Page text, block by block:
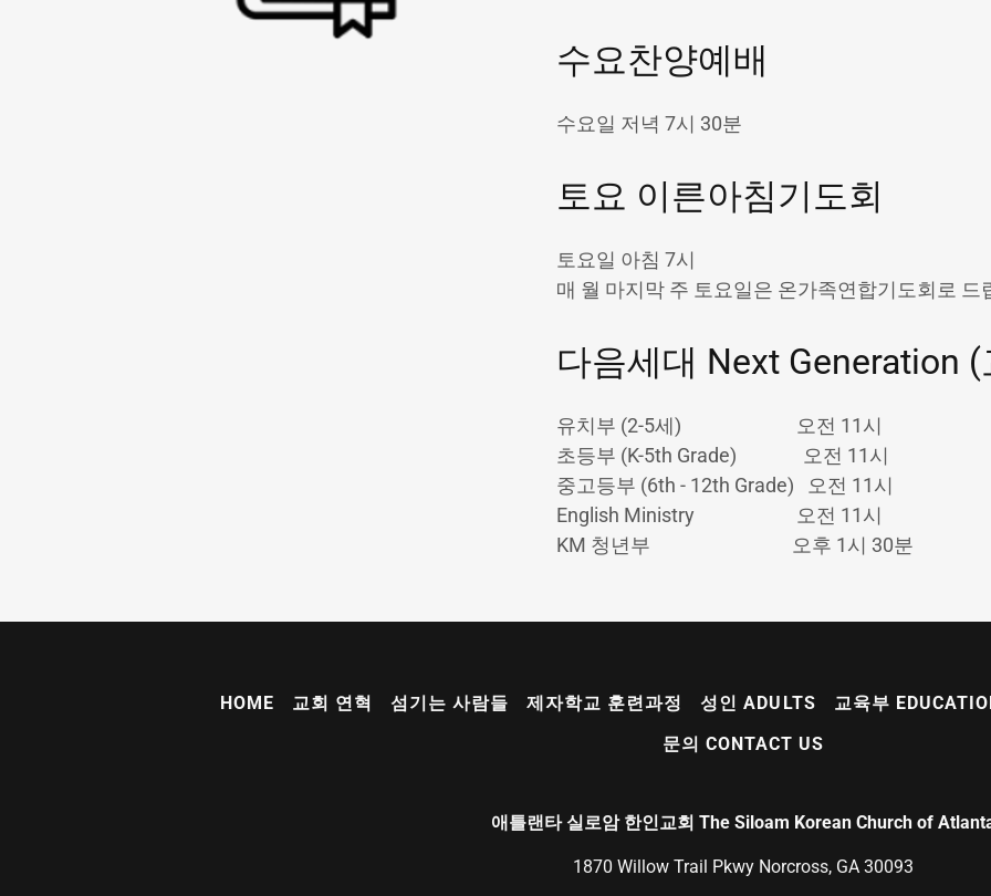
수요찬양예배
수요일 저녁 7시 30분
토요 이른아침기도회
토요일 아침 7시
매 월 마지막 주 토요일은 온가족연합기도회로 드
다음세대 Next Generation
유치부 (2-5세) 오전 11시
초등부 (K-5th Grade) 오전 11시
중고등부 (6th - 12th Grade) 오전 11시
English Ministry 오전 11시
KM 청년부 오후 1시 30분
HOME 교회 연혁 섬기는 사람들 제자학교 훈련과정 성인 ADULTS 교육부
문의 CONTACT US
애틀랜타 실로암 한인교회 The Siloam Korean Church of
1870 Willow Trail Pkwy Norcross, GA 30093